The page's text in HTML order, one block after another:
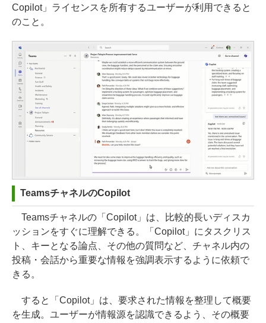
Copilot」ライセンスを所有するユーザーが利用できると
のこと。
TeamsチャネルのCopilot
Teamsチャネルの「Copilot」は、比較的長いディスカ
ッションをすぐに理解できる。「Copilot」にタスクリス
ト、キーとなる論点、その他の質問など、チャネル内の
投稿・会話から重要な情報を強調表示するように依頼で
きる。
すると「Copilot」は、要求された情報を整理して概要
を生成。ユーザーが情報源を認識できるよう、その概要